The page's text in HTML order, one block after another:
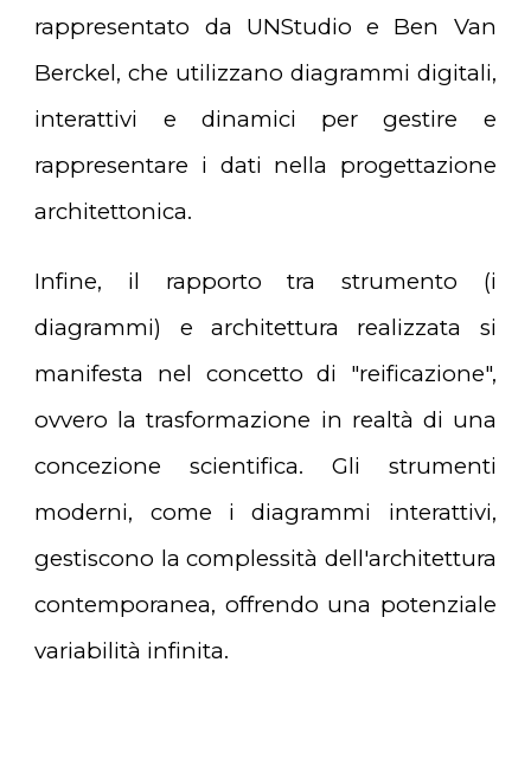
rappresentato da UNStudio e Ben Van
Berckel, che utilizzano diagrammi digitali,
interattivi e dinamici per gestire e
rappresentare i dati nella progettazione
architettonica.
Infine, il rapporto tra strumento (i
diagrammi) e architettura realizzata si
manifesta nel concetto di "reificazione",
ovvero la trasformazione in realtà di una
concezione scientifica. Gli strumenti
moderni, come i diagrammi interattivi,
gestiscono la complessità dell'architettura
contemporanea, offrendo una potenziale
variabilità infinita.